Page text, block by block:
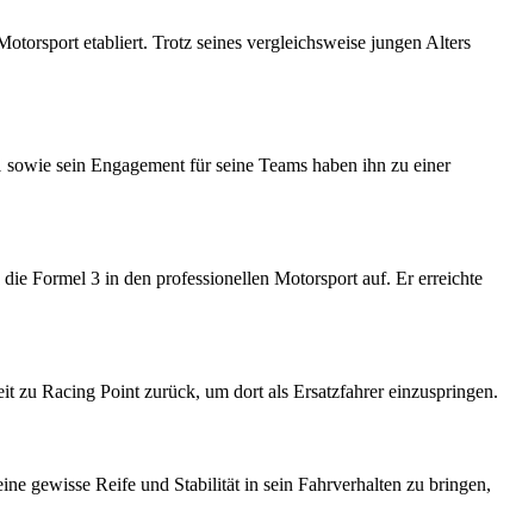
etabliert. Trotz seines vergleichsweise jungen Alters
sein Engagement für seine Teams haben ihn zu einer
Formel 3 in den professionellen Motorsport auf. Er erreichte
Racing Point zurück, um dort als Ersatzfahrer einzuspringen.
gewisse Reife und Stabilität in sein Fahrverhalten zu bringen,